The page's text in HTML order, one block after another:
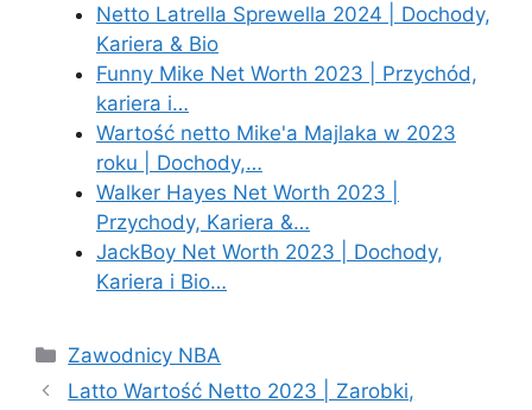
Netto Latrella Sprewella 2024 | Dochody,
Kariera & Bio
Funny Mike Net Worth 2023 | Przychód,
kariera i…
Wartość netto Mike'a Majlaka w 2023
roku | Dochody,…
Walker Hayes Net Worth 2023 |
Przychody, Kariera &…
JackBoy Net Worth 2023 | Dochody,
Kariera i Bio…
Categories
Zawodnicy NBA
Latto Wartość Netto 2023 | Zarobki,